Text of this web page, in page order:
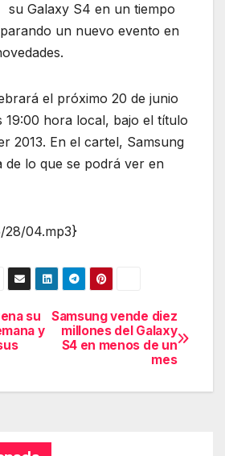
su Galaxy S4 en un tiempo
un nuevo evento en
el próximo 20 de junio
19:00 hora local, bajo el título
2013. En el cartel, Samsung
de lo que se podrá ver en
28/04.mp3}
Samsung vende diez
millones del Galaxy
S4 en menos de un
mes
su
y